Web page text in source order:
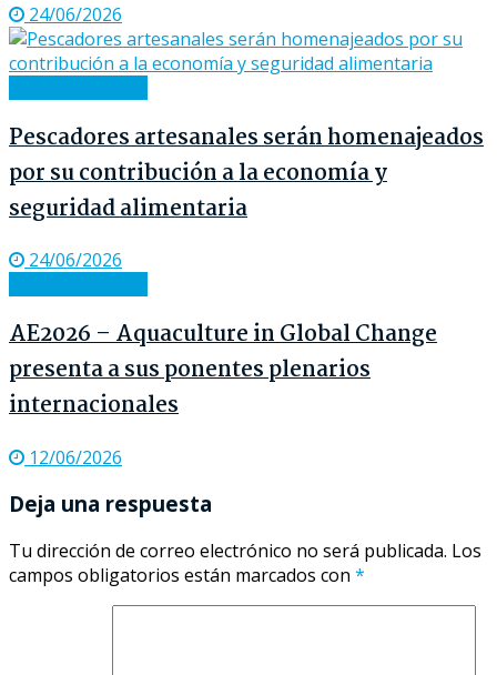
24/06/2026
Pescadores artesanales serán homenajeados
por su contribución a la economía y
seguridad alimentaria
24/06/2026
AE2026 – Aquaculture in Global Change
presenta a sus ponentes plenarios
internacionales
12/06/2026
Deja una respuesta
Tu dirección de correo electrónico no será publicada. Los
campos obligatorios están marcados con *